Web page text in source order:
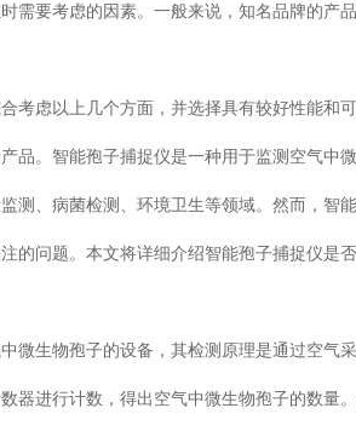
需要考虑的因素。一般来说，知名品牌的产
考虑以上几个方面，并选择具有较好性能和
品。智能孢子捕捉仪是一种用于监测空气中
测、病菌检测、环境卫生等领域。然而，智
的问题。本文将详细介绍智能孢子捕捉仪是
微生物孢子的设备，其检测原理是通过空气
器进行计数，得出空气中微生物孢子的数量